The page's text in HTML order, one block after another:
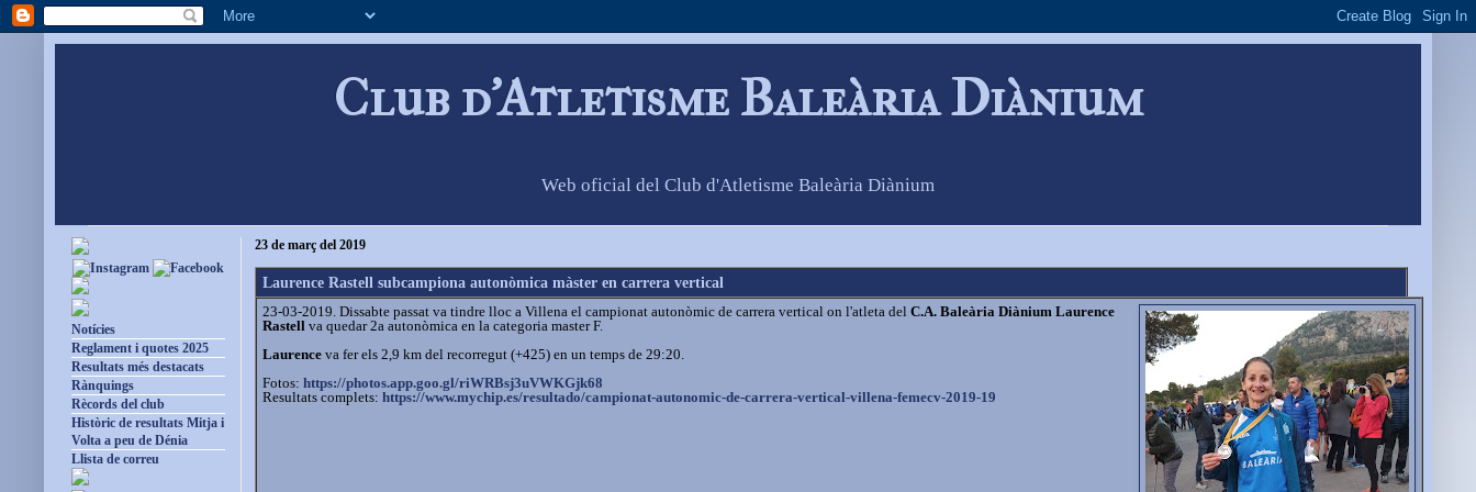
Club d'Atletisme Baleària Diànium
Web oficial del Club d'Atletisme Baleària Diànium
23 de març del 2019
Laurence Rastell subcampiona autonòmica màster en carrera vertical
23-03-2019. Dissabte passat va tindre lloc a Villena el campionat autonòmic de carrera vertical on l'atleta del C.A. Baleària Diànium Laurence
Rastell va quedar 2a autonòmica en la categoria master F.
Laurence va fer els 2,9 km del recorregut (+425) en un temps de 29:20.
Fotos: https://photos.app.goo.gl/riWRBsj3uVWKGjk68
Resultats complets: https://www.mychip.es/resultado/campionat-autonomic-de-carrera-vertical-villena-femecv-2019-19
Notícies
Reglament i quotes 2025
Resultats més destacats
Rànquings
Rècords del club
Històric de resultats Mitja i
Volta a peu de Dénia
Llista de correu